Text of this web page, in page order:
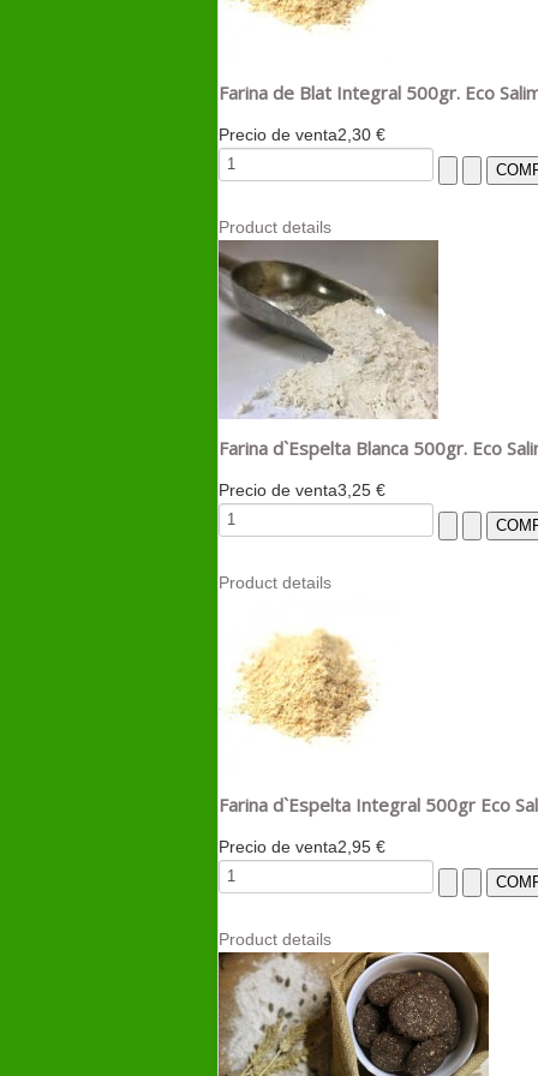
Farina de Blat Integral 500gr. Eco
Precio de venta2,30 €
Product details
Farina d`Espelta Blanca 500gr. Eco
Precio de venta3,25 €
Product details
Farina d`Espelta Integral 500gr Eco
Precio de venta2,95 €
Product details